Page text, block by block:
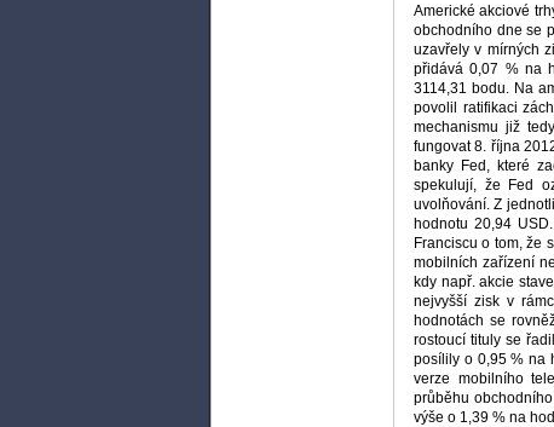
Americké akciové
obchodního dne se
uzavřely v mírných
přidává 0,07 % na
3114,31 bodu. Na
povolil ratifikaci
mechanismu již
fungovat 8. října
banky Fed, které
spekulují, že Fed
uvolňování. Z
hodnotu 20,94
Franciscu o tom, že
mobilních zařízení
kdy např. akcie
nejvyšší zisk v
hodnotách se
rostoucí tituly se
posílily o 0,95 % na
verze mobilního
průběhu
výše o 1,39 % na